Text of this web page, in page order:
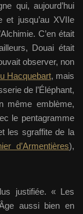
qui, aujourd’hui
et jusqu’au XVIIe
C’en était
Douai était
observer, non
Hacquebart, mais
de l’Éléphant,
même emblème,
le pentagramme
les sgraffite de la
d’Armentières),
justifiée. « Les
aussi bien en